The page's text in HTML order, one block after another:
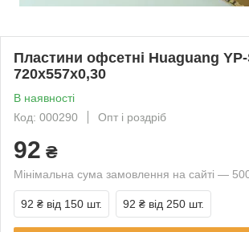
Пластини офсетні Huaguang
720x557x0,30
В наявності
Код: 000290
Опт і роздріб
92 ₴
Мінімальна сума замовлення на сайті —
92 ₴ від 150 шт. 92 ₴ від 250 шт.